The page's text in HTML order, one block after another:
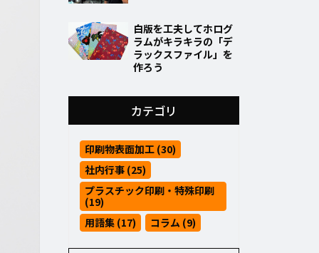
白版を工夫してホログ
ラムがキラキラの「デ
ラックスファイル」を
作ろう
カテゴリ
印刷物表面加工 (30)
社内行事 (25)
プラスチック印刷・特殊印刷
(19)
用語集 (17)
コラム (9)